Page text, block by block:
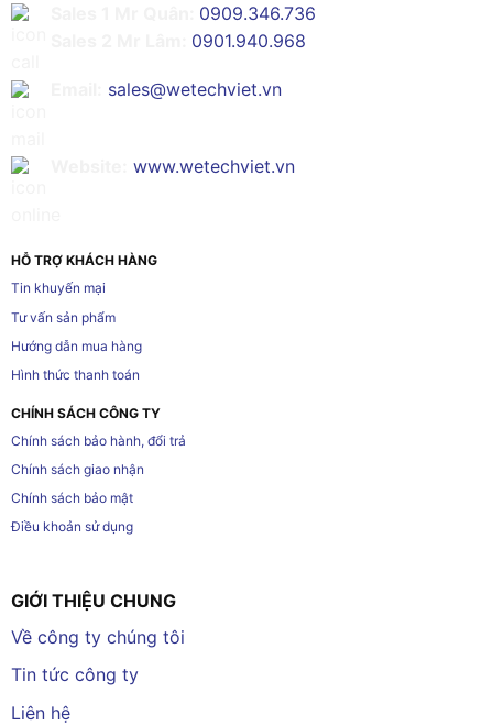
0909.346.736
0901.940.968
sales@wetechviet.vn
www.wetechviet.vn
HỖ TRỢ KHÁCH HÀNG
Tin khuyến mại
Tư vấn sản phẩm
Hướng dẫn mua hàng
Hình thức thanh toán
CHÍNH SÁCH CÔNG TY
Chính sách bảo hành, đổi trả
Chính sách giao nhận
Chính sách bảo mật
Điều khoản sử dụng
GIỚI THIỆU CHUNG
Về công ty chúng tôi
Tin tức công ty
Liên hệ